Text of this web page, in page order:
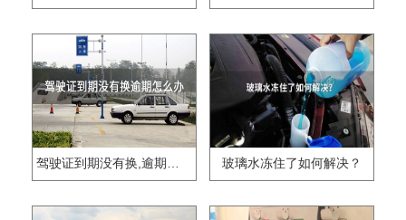
驾驶证到期没有换,逾期怎么办?? 玻璃水冻住了如何解决？